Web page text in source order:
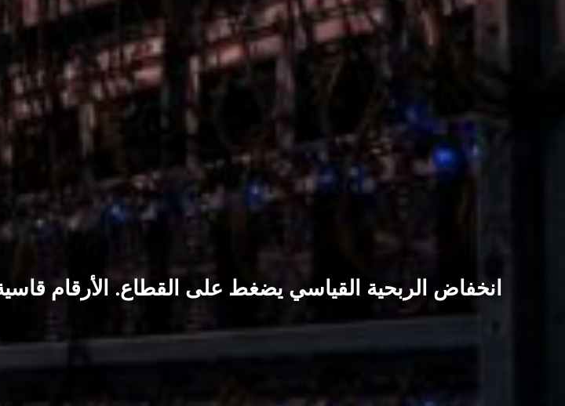
انخفاض الربحية القياسي يضغط على القطاع. الأرقام